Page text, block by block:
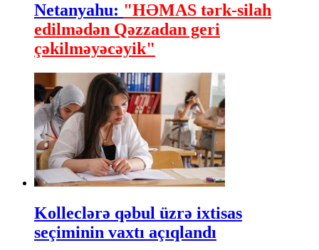
Netanyahu: "HƏMAS tərk-silah
edilmədən Qəzzadan geri
çəkilməyəcəyik"
Kolleclərə qəbul üzrə ixtisas
seçiminin vaxtı açıqlandı